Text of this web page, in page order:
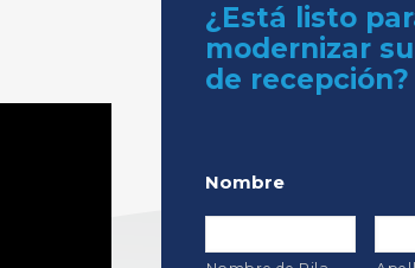
¿Está listo
modernizar
de recepción?
Nombre